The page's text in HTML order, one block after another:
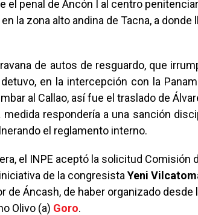
el penal de Ancón I al centro
la zona alto andina de Tacna, a
de autos de resguardo, que
en la intercepción con la
al Callao, así fue el traslado de
medida respondería a una sanción
el reglamento interno.
el INPE aceptó la solicitud Comisión
de la congresista Yeni
de Áncash, de haber organizado
Olivo (a) Goro.